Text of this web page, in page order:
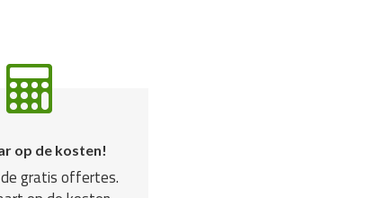
op de kosten!
gratis offertes.